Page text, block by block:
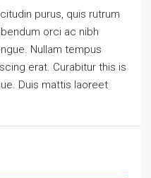
purus, quis rutrum
orci ac nibh
Nullam tempus
erat. Curabitur this is
Duis mattis laoreet